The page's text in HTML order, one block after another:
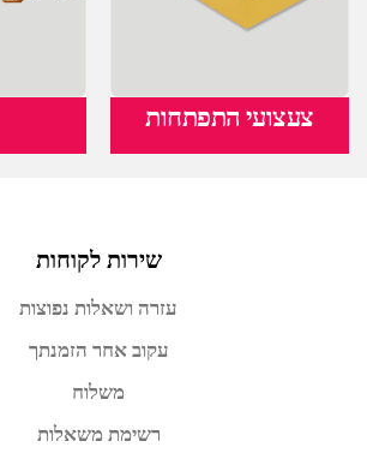
צעצועי התפתחות
שירות לקוחות
עזרה ושאלות נפוצות
עקוב אחר הזמנתך
משלוח
רשימת משאלות